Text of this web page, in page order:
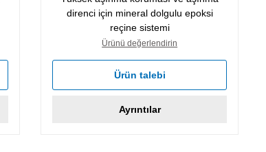
direnci için mineral dolgulu epoksi
reçine sistemi
Ürünü değerlendirin
Ürün talebi
Ayrıntılar